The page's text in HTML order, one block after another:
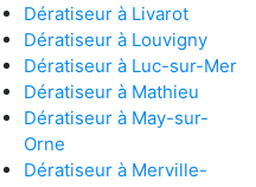
Dératiseur à Livarot
Dératiseur à Louvigny
Dératiseur à Luc-sur-Mer
Dératiseur à Mathieu
Dératiseur à May-sur-
Orne
Dératiseur à Merville-